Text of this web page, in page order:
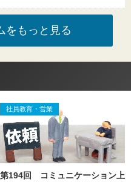
をもっと見る
社員教育・営業
第194回 コミュニケーション上